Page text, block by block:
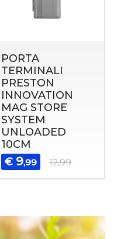
PORTA
TERMINALI
PRESTON
INNOVATION
MAG STORE
SYSTEM
UNLOADED
10CM
€ 9,99 12,99